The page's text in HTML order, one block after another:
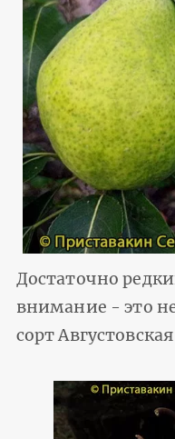
Достаточно
внимание - это
сорт